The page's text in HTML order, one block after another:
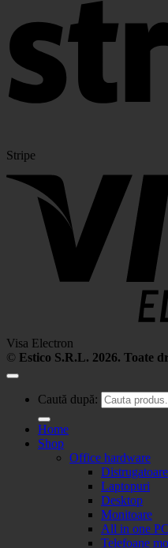
Stripe
Visa Electron
© Estico S.R.L. 2026. Toate
Caută după:
Home
Shop
Office hardware
Laptopuri
Desktop
Monitoare
All in one PC
Telefoane